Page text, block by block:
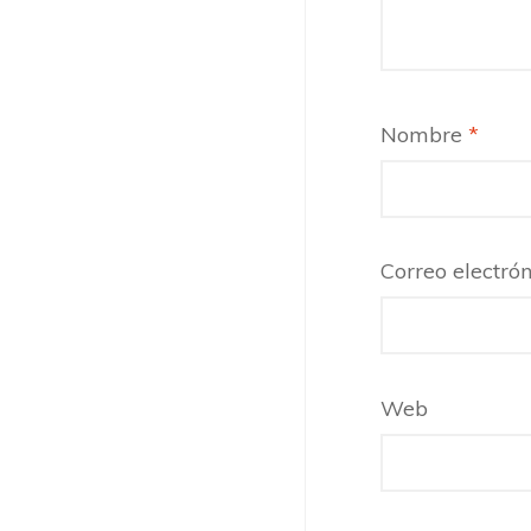
Nombre *
Correo
Web